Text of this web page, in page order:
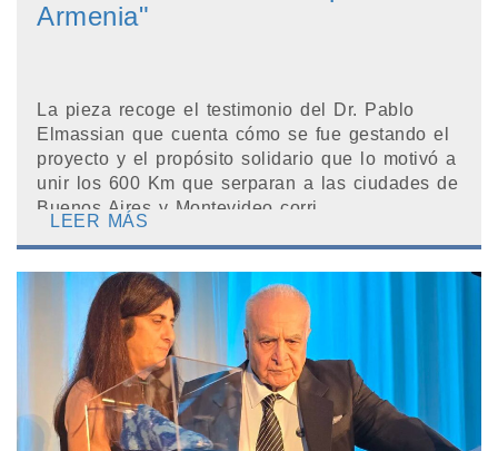
Armenia"
La pieza recoge el testimonio del Dr. Pablo
Elmassian que cuenta cómo se fue gestando el
proyecto y el propósito solidario que lo motivó a
unir los 600 Km que serparan a las ciudades de
Buenos Aires y Montevideo corri...
LEER MÁS